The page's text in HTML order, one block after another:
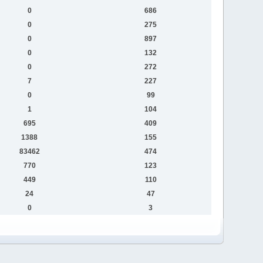
0
686
0
275
0
897
0
132
0
272
7
227
0
99
1
104
695
409
1388
155
83462
474
770
123
449
110
24
47
0
3